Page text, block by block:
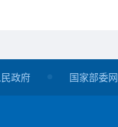
政府 国家部委